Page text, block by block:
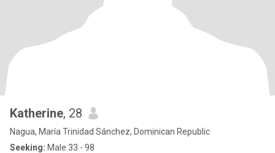
Katherine, 28
Nagua, María Trinidad Sánchez, Dominican Republic
Seeking: Male 33 - 98